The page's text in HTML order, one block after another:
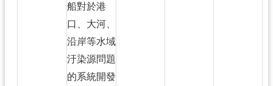
船對於港
口、大河、
沿岸等水域
汙染源問題
的系統開發